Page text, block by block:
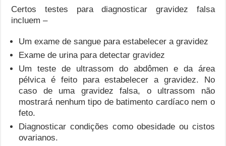
Certos testes para diagnosticar gravidez falsa
incluem –
Um exame de sangue para estabelecer a gravidez
Exame de urina para detectar gravidez
Um teste de ultrassom do abdômen e da área
pélvica é feito para estabelecer a gravidez. No
caso de uma gravidez falsa, o ultrassom não
mostrará nenhum tipo de batimento cardíaco nem o
feto.
Diagnosticar condições como obesidade ou cistos
ovarianos.